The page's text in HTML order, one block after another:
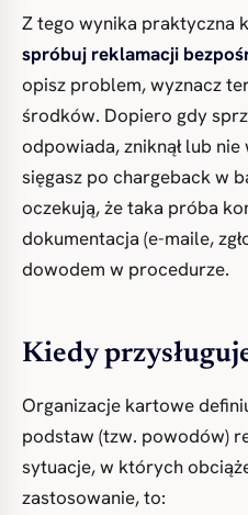
Z tego wynika praktyczna
spróbuj reklamacji
opisz problem, wyznacz
środków. Dopiero gdy
odpowiada, zniknął lub
sięgasz po chargeback w
oczekują, że taka próba
dokumentacja (e-maile,
dowodem w procedurze.
Kiedy
Organizacje kartowe
podstaw (tzw. powodów)
sytuacje, w których
zastosowanie, to: